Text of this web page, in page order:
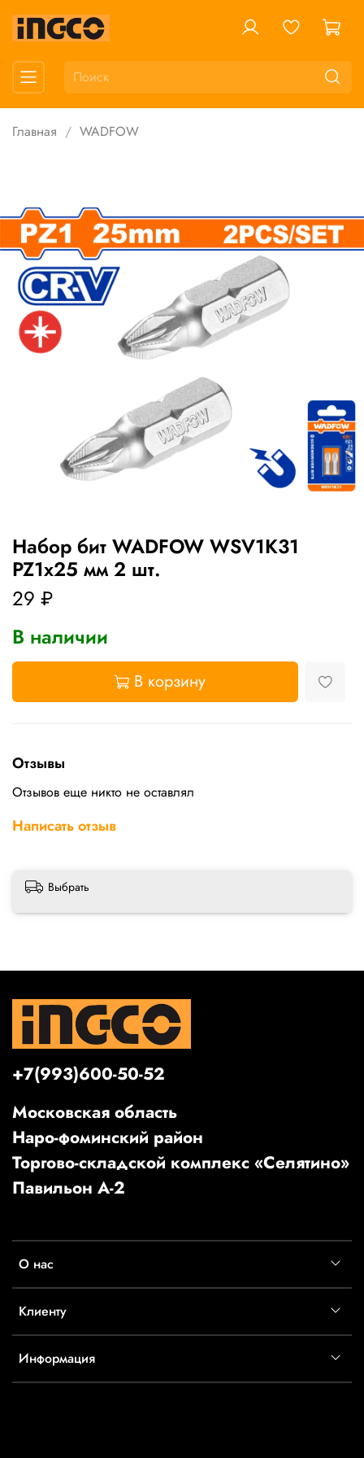
Главная WADFOW
Набор бит WADFOW WSV1K31
PZ1x25 мм 2 шт.
29 ₽
В наличии
В корзину
Отзывы
Отзывов еще никто не оставлял
Написать отзыв
Выбрать
О нас
Клиенту
Информация
+7(993)600-50-52
Московская область
Наро-фоминский район
Торгово-складской комплекс «Селятино»
Павильон А-2